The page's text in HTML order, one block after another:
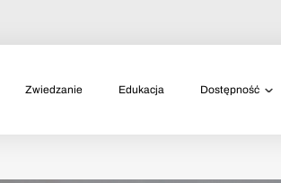
Zwiedzanie Edukacja Dostępność